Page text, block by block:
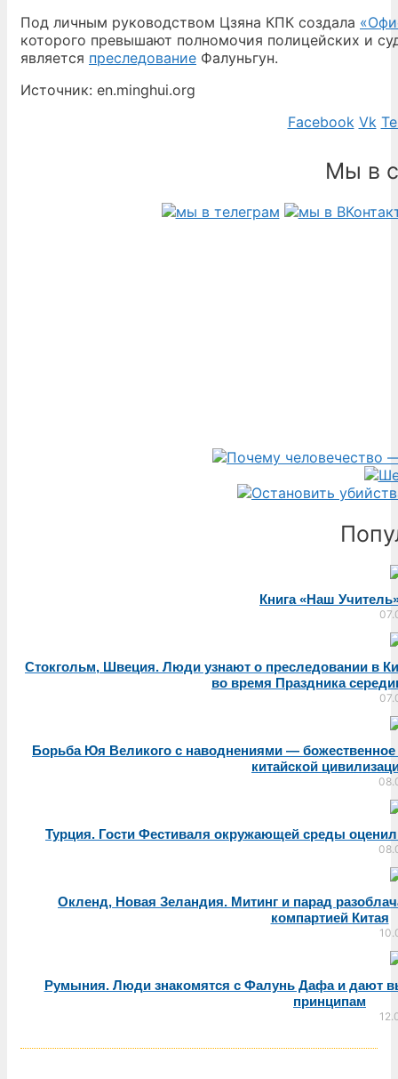
Под личным руководством Цзяна КПК создала
которого превышают полномочия полицейских и
является преследование Фалуньгун.
Источник: en.minghui.org
Facebook Vk
Мы в
Книга «Наш
Стокгольм, Швеция. Люди узнают о преследовании в
во время Праздника
Борьба Юя Великого с наводнениями —
китайской
Турция. Гости Фестиваля окружающей среды
Окленд, Новая Зеландия. Митинг и парад
компартией Китая
Румыния. Люди знакомятся с Фалунь Дафа и дают
принципам